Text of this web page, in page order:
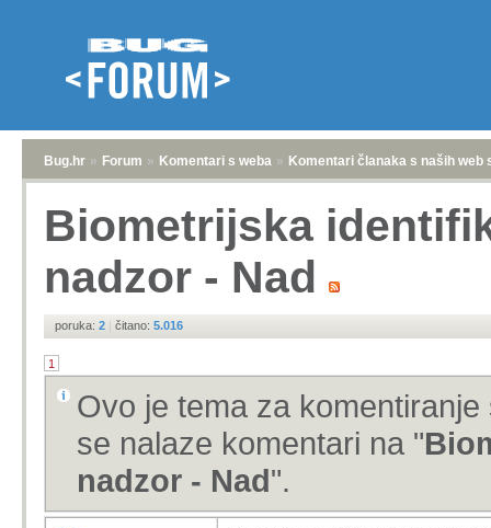
Bug.hr » Forum » Komentari s weba » Komentari članaka s naših web
Biometrijska
nadzor - Nad
poruka: 2 | čitano: 5.016
1
Ovo je tema za
se nalaze komentari na "
nadzor - Nad".